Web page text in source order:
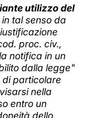
utilizzo del
tal senso da
proc. civ.,
notifica in un
dalla legge"
particolare
nella
entro un
dello